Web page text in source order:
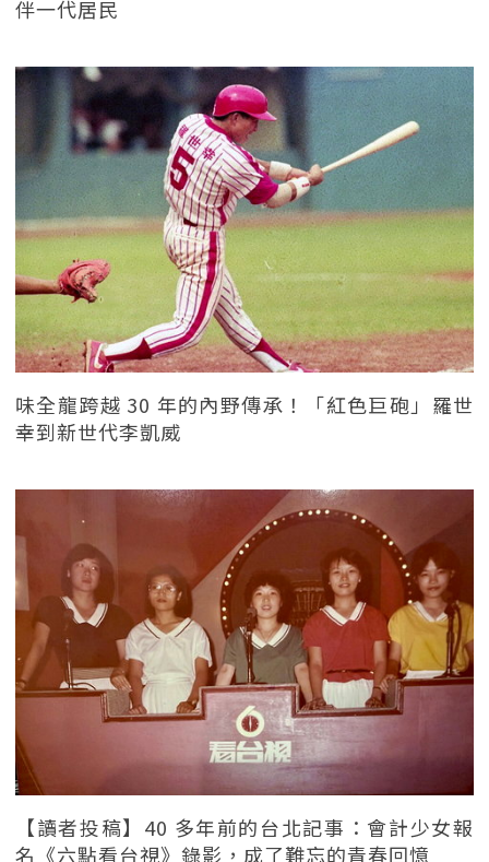
伴一代居民
味全龍跨越 30 年的內野傳承！「紅色巨砲」羅世
幸到新世代李凱威
【讀者投稿】40 多年前的台北記事：會計少女報
名《六點看台視》錄影，成了難忘的青春回憶